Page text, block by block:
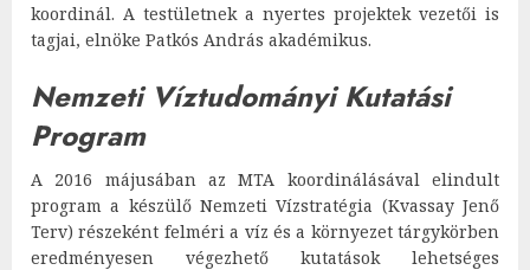
koordinál. A testületnek a nyertes projektek vezetői is
tagjai, elnöke Patkós András akadémikus.
Nemzeti Víztudományi Kutatási
Program
A 2016 májusában az MTA koordinálásával elindult
program a készülő Nemzeti Vízstratégia (Kvassay Jenő
Terv) részeként felméri a víz és a környezet tárgykörben
eredményesen végezhető kutatások lehetséges